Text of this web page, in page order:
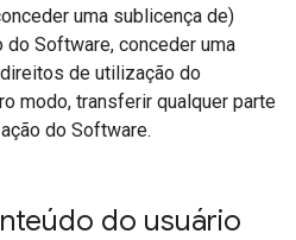
uma sublicença de)
Software, conceder uma
de utilização do
modo, transferir qualquer parte
do Software.
do usuário